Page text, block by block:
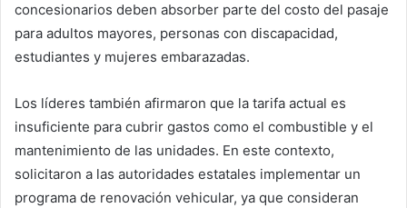
concesionarios deben absorber parte del costo del pasaje
para adultos mayores, personas con discapacidad,
estudiantes y mujeres embarazadas.
Los líderes también afirmaron que la tarifa actual es
insuficiente para cubrir gastos como el combustible y el
mantenimiento de las unidades. En este contexto,
solicitaron a las autoridades estatales implementar un
programa de renovación vehicular, ya que consideran